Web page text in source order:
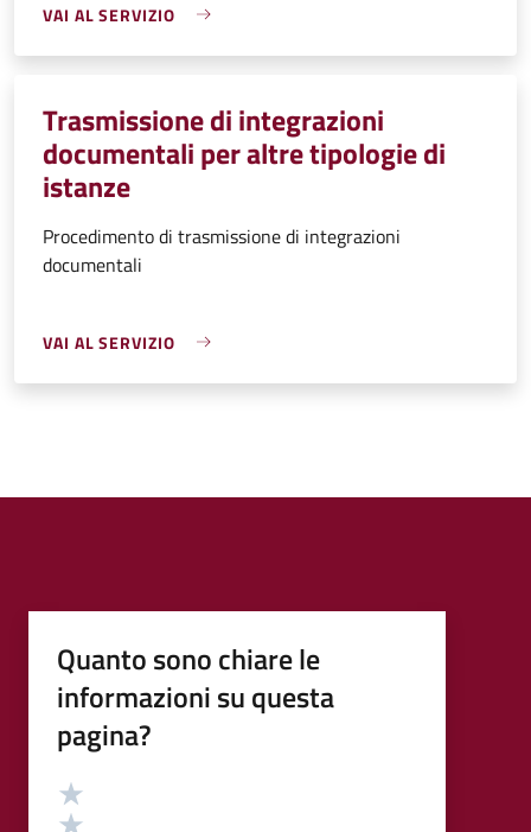
VAI AL SERVIZIO
Trasmissione di integrazioni
documentali per altre tipologie di
istanze
Procedimento di trasmissione di integrazioni
documentali
VAI AL SERVIZIO
Quanto sono chiare le
informazioni su questa
pagina?
Valutazione